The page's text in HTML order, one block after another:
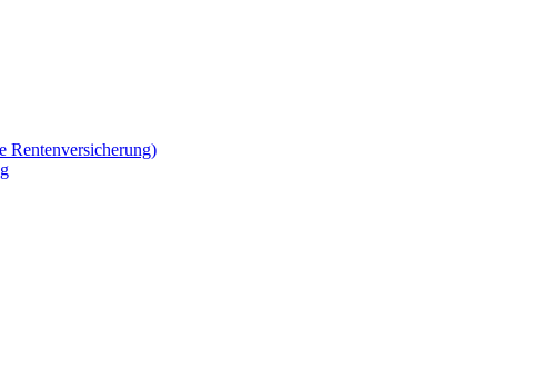
Rentenversicherung)